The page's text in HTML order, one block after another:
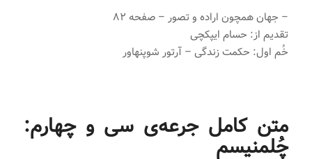
– جهان همچون اراده و تصور – صفحه 82
تقدیم از: حسام ایپکچی
خُم اول: حکمت زندگی – آرتور شوپنهاور
متن کامل جرعه‌ی سی و چهارم:
چُلمنیسم